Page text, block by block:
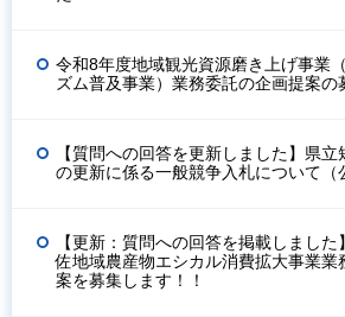
令和8年度地域観光資源磨き上げ事業
ズム普及事業）業務委託の企画提案の
【質問への回答を更新しました】県
の更新に係る一般競争入札について（
【更新：質問への回答を掲載しまし
佐地域農産物エシカル消費拡大事業業
案を募集します！！